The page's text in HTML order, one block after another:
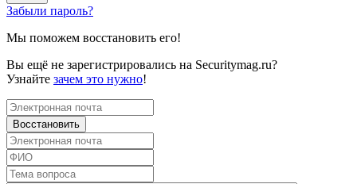
Забыли пароль?
Мы поможем восстановить его!
Вы ещё не зарегистрировались на Securitymag.ru?
Узнайте зачем это нужно!